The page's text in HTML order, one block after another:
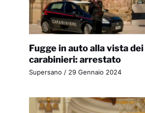
Fugge in auto alla vista dei
carabinieri: arrestato
Supersano / 29 Gennaio 2024